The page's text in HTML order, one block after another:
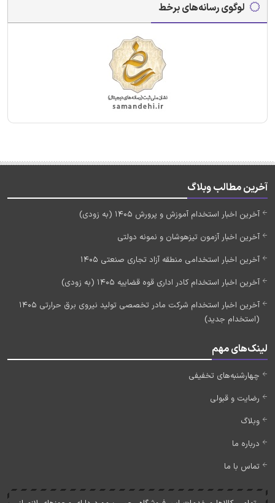
لوگوی رسانه‌های برخط
آخرین مطالب وبلاگ
آخرین اخبار استخدام آموزش و پرورش 1405 (به زودی)
آخرین اخبار آزمون تیزهوشان و نمونه دولتی
آخرین اخبار استخدامی منطقه آزاد تجاری صنعتی 1405
آخرین اخبار استخدام کادر اداری قوه قضاییه 1405 (به زودی)
آخرین اخبار استخدام شرکت مادر تخصصی تولید نیروی برق حرارتی 1405
(استخدام جدید)
لینک‌های مهم
چهارشنبه‌های تخفیفی
رضایت و قبولی
وبلاگ
درباره ما
تماس با ما